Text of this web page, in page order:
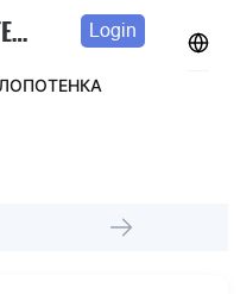
КУРСИ ЄВГЕНА КЛОПОТЕНКА Login